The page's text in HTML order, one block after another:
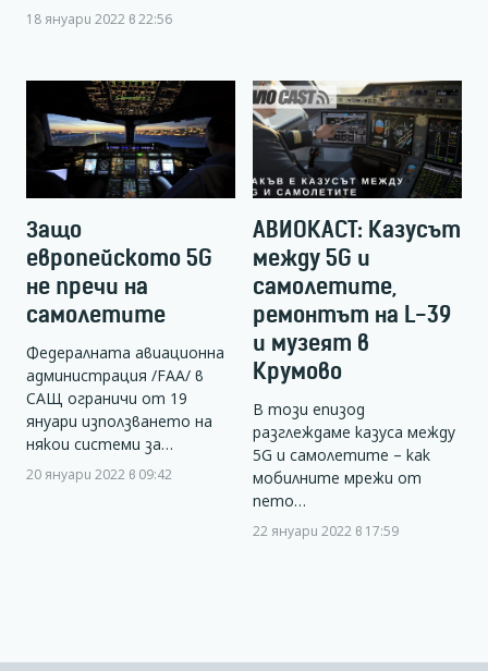
18 януари 2022 в 22:56
Защо
европейското 5G
не пречи на
самолетите
Федералната авиационна
администрация /FAA/ в
САЩ ограничи от 19
януари използването на
някои системи за…
20 януари 2022 в 09:42
АВИОКАСТ: Казусът
между 5G и
самолетите,
ремонтът на L-39
и музеят в
Крумово
В този епизод
разглеждаме казуса между
5G и самолетите – как
мобилните мрежи от
пето…
22 януари 2022 в 17:59